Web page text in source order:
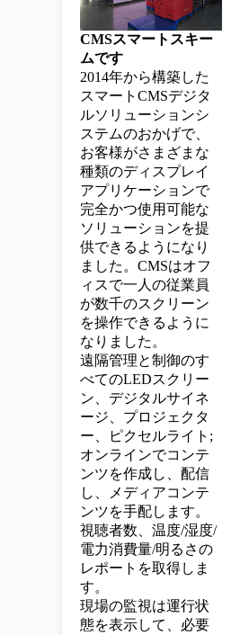
CMSスマートスキー
ムです
2014年から構築した
スマートCMSデジタ
ルソリューションシ
ステムのおかげで、
お客様がさまざまな
種類のディスプレイ
アプリケーションで
完全かつ使用可能な
ソリューションを提
供できるようになり
ました。CMSはオフ
ィスで一人の従業員
が数千のスクリーン
を操作できるように
なりました。
遠隔管理と制御のす
べてのLEDスクリー
ン、デジタルサイネ
ージ、プロジェクタ
ー、ピクセルライト;
オンラインでコンテ
ンツを作成し、配信
し、メディアコンテ
ンツを手配します。
視聴者数、温度/湿度/
電力消費量/明るさの
レポートを取得しま
す。
現場の監視は運行状
態を表示して、必要